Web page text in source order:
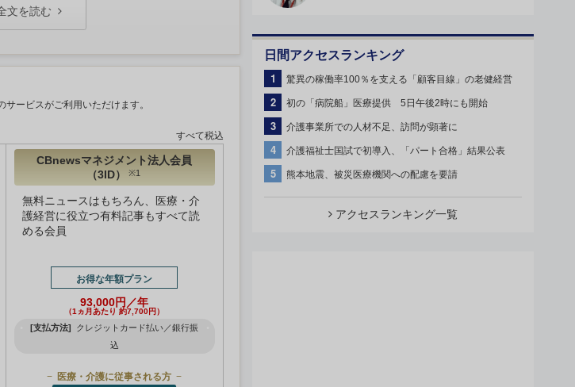
文を読む
ービスがご利用いただけます。
すべて税込
CBnewsマネジメント法人会員
（3ID）
※1
無料ニュースはもちろん、医療・介
護経営に役立つ有料記事もすべて読
める会員
お得な年額プラン
93,000円／年
（1ヵ月あたり 約7,700円）
[支払方法]
クレジットカード払い／銀行振
込
医療・介護に従事される方
日間アクセスランキング
1 驚異の稼働率100％を支える「顧客目線」の老健経営
2 初の「病院船」医療提供 5日午後2時にも開始
3 介護事業所での人材不足、訪問が顕著に
4 介護福祉士国試で初導入、「パート合格」結果公表
5 熊本地震、被災医療機関への配慮を要請
アクセスランキング一覧